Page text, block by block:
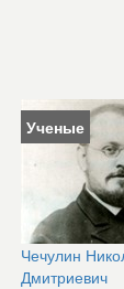
Ученые
Чечулин
Дмитриевич